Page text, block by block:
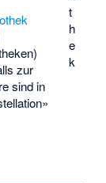
t
h
e
k
zur
sind in